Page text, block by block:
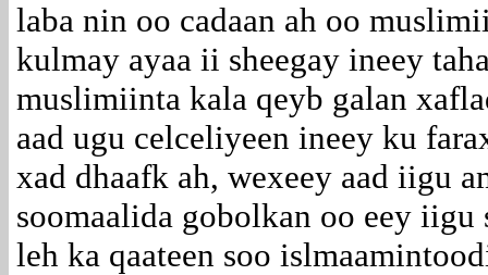
laba nin oo cadaan ah oo
kulmay ayaa ii sheegay ineey
muslimiinta kala qeyb galan
aad ugu celceliyeen ineey ku
xad dhaafk ah, wexeey aad iigu
soomaalida gobolkan oo eey iigu
leh ka qaateen soo